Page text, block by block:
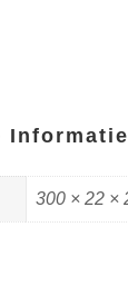
Informatie
300 × 22 ×